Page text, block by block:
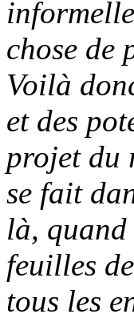
chose de
Voilà
et des
projet du
se fait
là, quand
feuilles
tous les